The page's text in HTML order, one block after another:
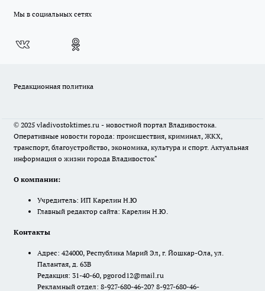
Мы в социальных сетях
Редакционная политика
© 2025 vladivostoktimes.ru - новостной портал Владивостока.
Оперативные новости города: происшествия, криминал, ЖКХ,
транспорт, благоустройство, экономика, культура и спорт. Актуальная
информация о жизни города Владивосток"
О компании:
Учредитель: ИП Карелин Н.Ю
Главный редактор сайта: Карелин Н.Ю.
Контакты
Адрес: 424000, Республика Марий Эл, г. Йошкар-Ола, ул.
Палантая, д. 63В
Редакция: 31-40-60, pgorod12@mail.ru
Рекламный отдел: 8-927-680-46-20? 8-927-680-46-